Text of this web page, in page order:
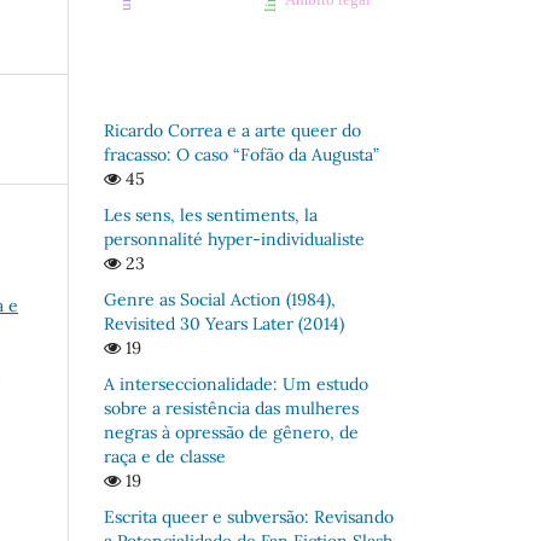
e
Ricardo Correa e a arte queer do
fracasso: O caso “Fofão da Augusta”
45
Les sens, les sentiments, la
personnalité hyper-individualiste
23
Genre as Social Action (1984),
Revisited 30 Years Later (2014)
19
A interseccionalidade: Um estudo
sobre a resistência das mulheres
negras à opressão de gênero, de
raça e de classe
19
Escrita queer e subversão: Revisando